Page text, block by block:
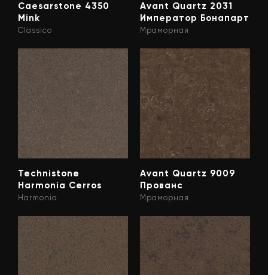
Caesarstone 4350
Mink
Classico
Avant Quartz 2031
Император Бонапарт
Мраморная
Technistone
Harmonia Cerros
Harmonia
Avant Quartz 9009
Прованс
Мраморная